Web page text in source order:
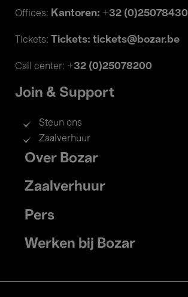
Offices: Kantoren: +32 (0)25078430
Tickets: Tickets: tickets@bozar.be
Call center: +32 (0)25078200
Join & Support
Steun ons
Zaalverhuur
Footer
menu
Over Bozar
Zaalverhuur
Pers
Werken bij Bozar